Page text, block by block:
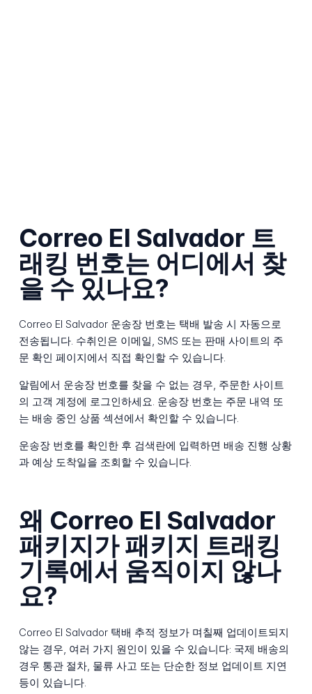
Correo El Salvador 트
래킹 번호는 어디에서 찾
을 수 있나요?
Correo El Salvador 운송장 번호는 택배 발송 시 자동으로
전송됩니다. 수취인은 이메일, SMS 또는 판매 사이트의 주
문 확인 페이지에서 직접 확인할 수 있습니다.
알림에서 운송장 번호를 찾을 수 없는 경우, 주문한 사이트
의 고객 계정에 로그인하세요. 운송장 번호는 주문 내역 또
는 배송 중인 상품 섹션에서 확인할 수 있습니다.
운송장 번호를 확인한 후 검색란에 입력하면 배송 진행 상황
과 예상 도착일을 조회할 수 있습니다.
왜 Correo El Salvador
패키지가 패키지 트래킹
기록에서 움직이지 않나
요?
Correo El Salvador 택배 추적 정보가 며칠째 업데이트되지
않는 경우, 여러 가지 원인이 있을 수 있습니다: 국제 배송의
경우 통관 절차, 물류 사고 또는 단순한 정보 업데이트 지연
등이 있습니다.